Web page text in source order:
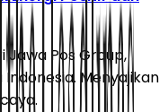
Jawa Pos Group,
Menyajikan